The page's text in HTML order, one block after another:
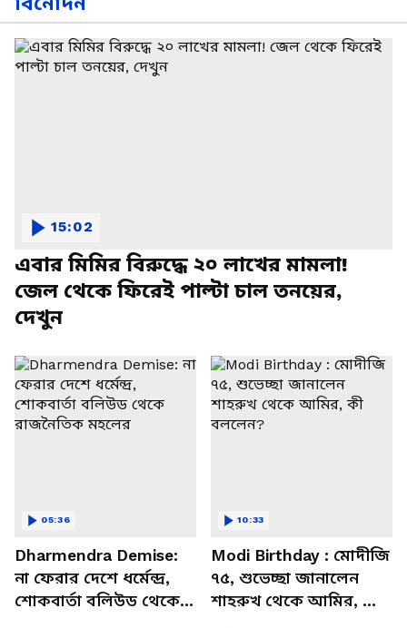
এবার মিমির বিরুদ্ধে ২০ লাখের মামলা!
জেল থেকে ফিরেই পাল্টা চাল তনয়ের,
দেখুন
15:02
Dharmendra Demise:
না ফেরার দেশে ধর্মেন্দ্র,
শোকবার্তা বলিউড থেকে
05:36
Modi Birthday : মোদীজি
৭৫, শুভেচ্ছা জানালেন
শাহরুখ থেকে আমির, কী
10:33